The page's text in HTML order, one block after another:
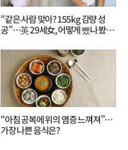
“같은 사람 맞아? 155kg 감량 성
공”…英 29세女, 어떻게 뺐나 봤더
“아침 공복에 위의 염증 느껴져”…
가장 나쁜 음식은?